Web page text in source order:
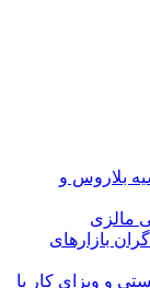
بلاروس و
مالزی
بازارهای
و ویزای کار با